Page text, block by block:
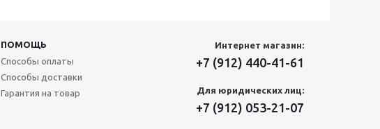
ПОМОЩЬ
Способы оплаты
Способы доставки
Гарантия на товар
Интернет магазин:
+7 (912) 440-41-61
Для юридических лиц:
+7 (912) 053-21-07